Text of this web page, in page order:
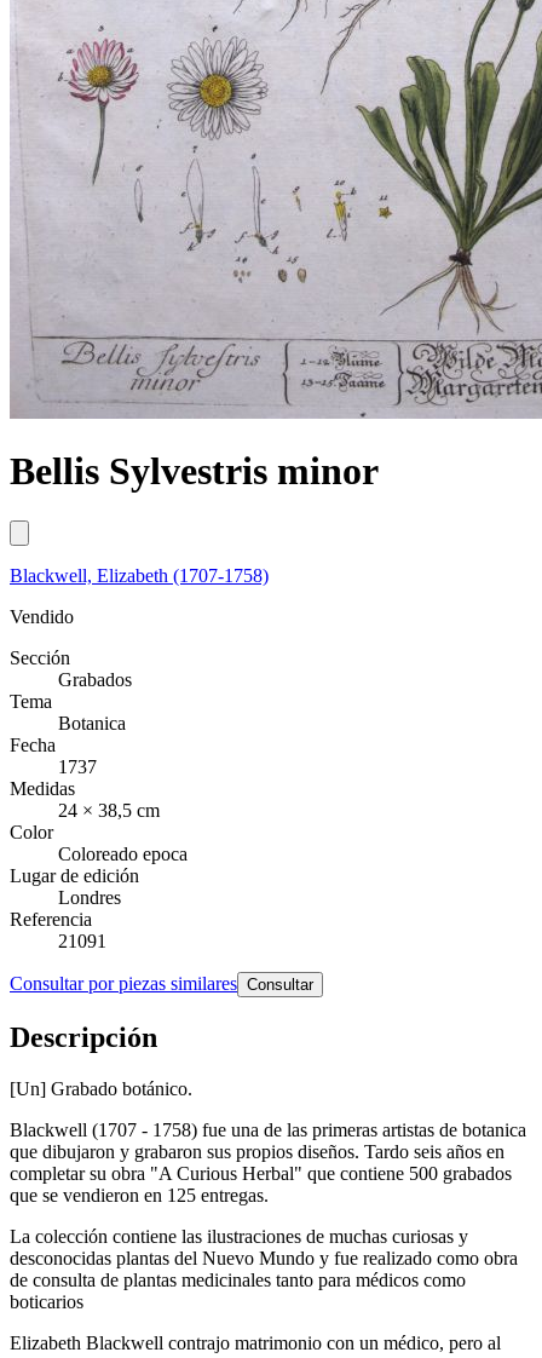
Bellis Sylvestris minor
Blackwell, Elizabeth (1707-1758)
Vendido
Sección
Grabados
Tema
Botanica
Fecha
1737
Medidas
24 × 38,5 cm
Color
Coloreado epoca
Lugar de edición
Londres
Referencia
21091
Consultar por piezas similares Consultar
Descripción
[Un] Grabado botánico.
Blackwell (1707 - 1758) fue una de las primeras artistas de botanica
que dibujaron y grabaron sus propios diseños. Tardo seis años en
completar su obra "A Curious Herbal" que contiene 500 grabados
que se vendieron en 125 entregas.
La colección contiene las ilustraciones de muchas curiosas y
desconocidas plantas del Nuevo Mundo y fue realizado como obra
de consulta de plantas medicinales tanto para médicos como
boticarios
Elizabeth Blackwell contrajo matrimonio con un médico, pero al